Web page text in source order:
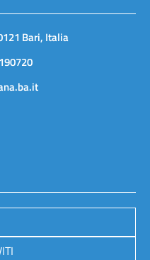
Bari, Italia